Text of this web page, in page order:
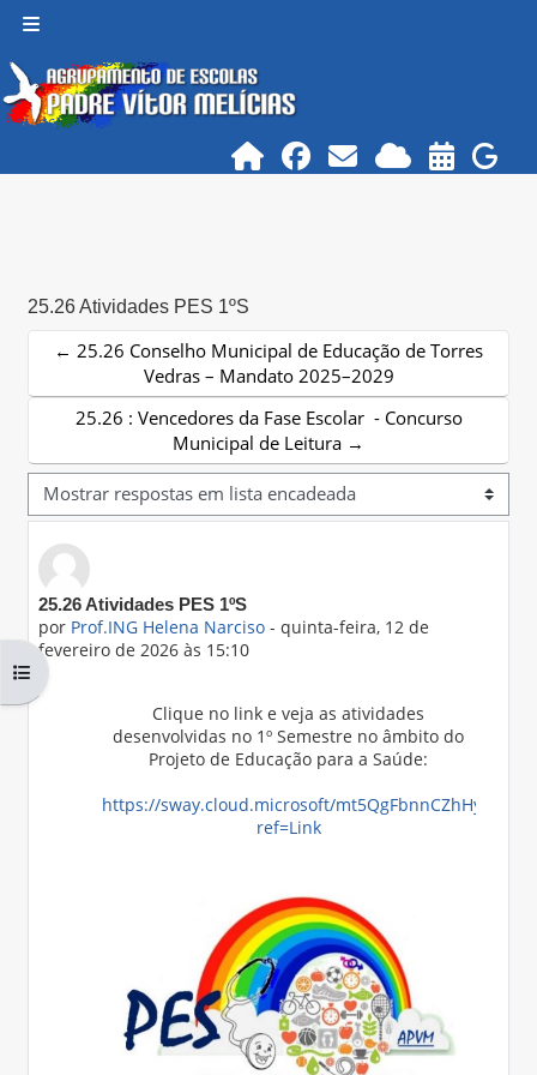
Abrir índice da disciplina
25.26 Atividades PES 1ºS
← 25.26 Conselho Municipal de Educação de Torres
Vedras – Mandato 2025–2029
25.26 : Vencedores da Fase Escolar - Concurso
Municipal de Leitura →
Modo de visualização
25.26 Atividades PES 1ºS
por Prof.ING Helena Narciso - quinta-feira, 12 de
fevereiro de 2026 às 15:10
Número de respostas: 0
Clique no link e veja as atividades
desenvolvidas no 1º Semestre no âmbito do
Projeto de Educação para a Saúde:
https://sway.cloud.microsoft/mt5QgFbnnCZhHylt?
ref=Link